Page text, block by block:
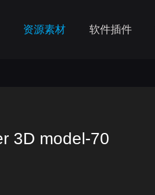
资源素材 软件插件
3D model-70